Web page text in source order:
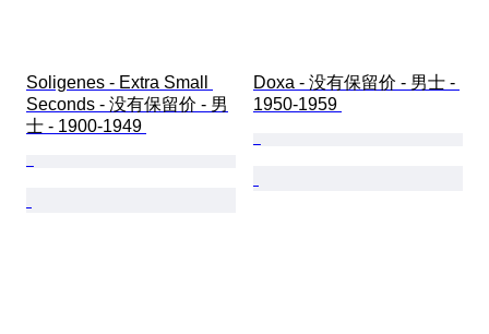
Soligenes - Extra Small
Seconds - 没有保留价 - 男
士 - 1900-1949
Doxa - 没有保留价 - 男士 -
1950-1959